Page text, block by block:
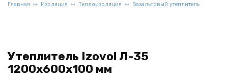
Главная Изоляция Теплоизоляция Базальтовый утеплитель
Утеплитель Izovol Л-35
1200х600х100 мм